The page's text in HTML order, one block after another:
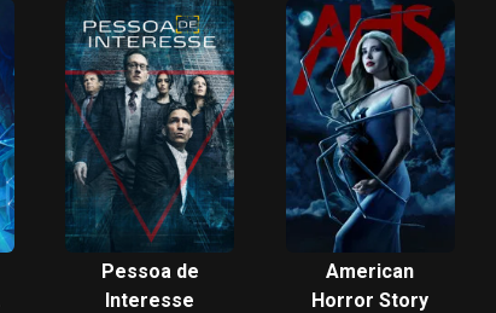
Pessoa de
Interesse
American
Horror Story